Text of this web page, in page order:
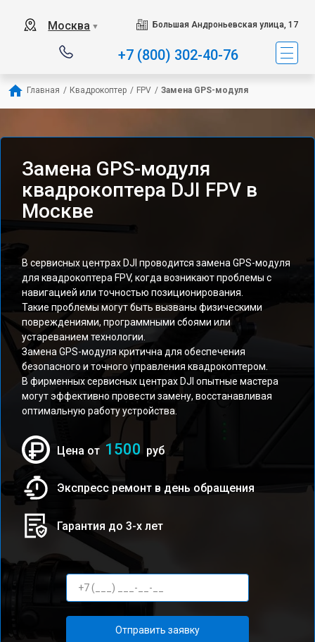
Москва ▼ Большая Андроньевская улица, 17
+7 (800) 302-40-76
Главная / Квадрокоптер / FPV / Замена GPS-модуля
Замена GPS-модуля
квадрокоптера DJI FPV в
Москве
В сервисных центрах DJI проводится замена GPS-модуля
для квадрокоптера FPV, когда возникают проблемы с
навигацией или точностью позиционирования.
Такие проблемы могут быть вызваны физическими
повреждениями, программными сбоями или
устареванием технологии.
Замена GPS-модуля критична для обеспечения
безопасного и точного управления квадрокоптером.
В фирменных сервисных центрах DJI опытные мастера
могут эффективно провести замену, восстанавливая
оптимальную работу устройства.
Цена от 1500 руб
Экспресс ремонт в день обращения
Гарантия до 3-х лет
Отправить заявку